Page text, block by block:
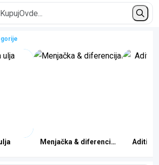
Menjačka & diferencijalna uljaAditivi